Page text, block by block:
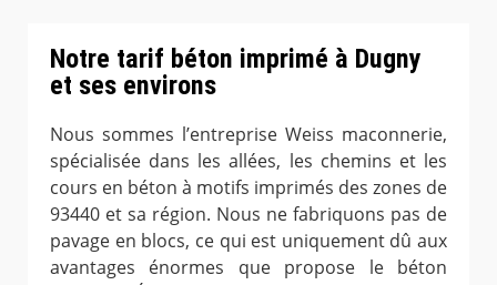
Notre tarif béton imprimé à Dugny
et ses environs
Nous sommes l’entreprise Weiss maconnerie,
spécialisée dans les allées, les chemins et les
cours en béton à motifs imprimés des zones de
93440 et sa région. Nous ne fabriquons pas de
pavage en blocs, ce qui est uniquement dû aux
avantages énormes que propose le béton